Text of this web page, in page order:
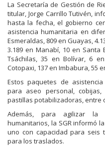
La Secretaría de Gestión de
titular, Jorge Carrillo Tutivén,
hasta la fecha, el gobierno
asistencia humanitaria en
Esmeraldas, 809 en Guayas,
3.189 en Manabí, 10 en Santa
Tsáchilas, 35 en Bolívar, 6
Cotopaxi, 137 en Imbabura, 55
Estos paquetes de
para aseo personal,
pastillas potabilizadoras, entre
Además, para agilizar la
humanitarios, la SGR informó
uno con capacidad para seis
para los traslados.